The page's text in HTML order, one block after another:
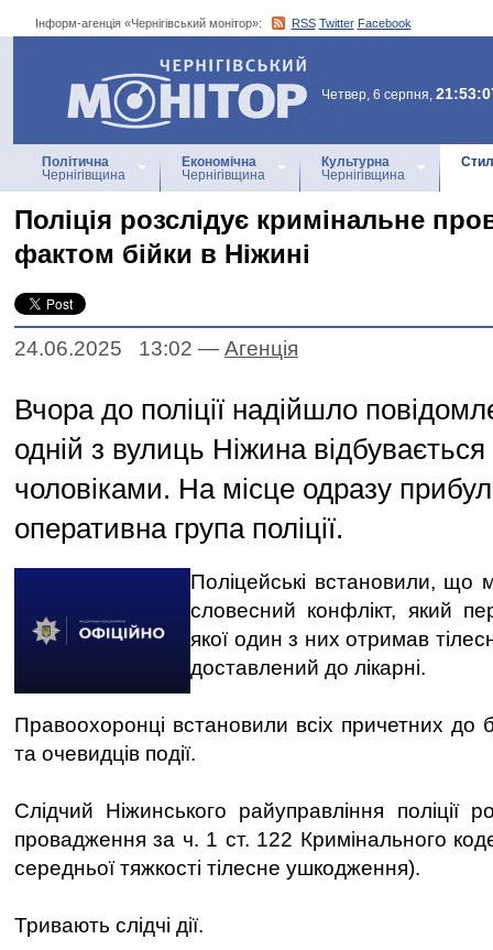
Інформ-агенція «Чернігівський монітор»: RSS Twitter Facebook
Інформ-агенція
«Чернігівський монітор»
Четвер, 6 серпня,
Політична
Чернігівщина
Економічна
Чернігівщина
Культурна
Чернігівщина
Поліція розслідує кримінальне
фактом бійки в Ніжині
24.06.2025 13:02 — Агенцiя
Вчора до поліції надійшло
одній з вулиць Ніжина відбувається
чоловіками. На місце одразу
оперативна група поліції.
Поліцейські встановили, що
словесний конфлікт, який
якої один з них отримав
доставлений до лікарні.
Правоохоронці встановили всіх причетних до
та очевидців події.
Слідчий Ніжинського райуправління поліції
провадження за ч. 1 ст. 122 Кримінального
середньої тяжкості тілесне ушкодження).
Тривають слідчі дії.